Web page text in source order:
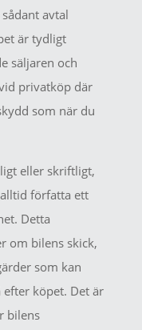
avtal
är tydligt
säljaren och
privatköp där
som när du
eller skriftligt,
författa ett
Detta
om bilens skick,
som kan
köpet. Det är
bilens